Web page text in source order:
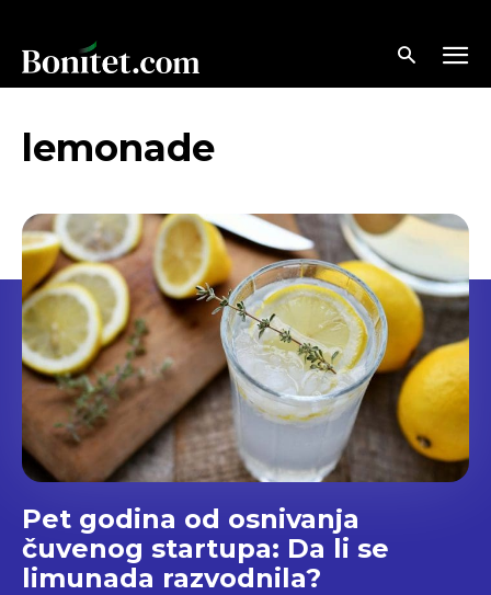
lemonade
Pet godina od osnivanja
čuvenog startupa: Da li se
limunada razvodnila?